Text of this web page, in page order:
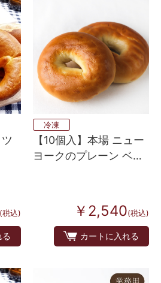
(税込)
冷凍
【10個入】本場 ニュー
ヨークのプレーン ベー
￥2,540(税込)
カートに入れる